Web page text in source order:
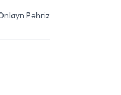
Pəhriz